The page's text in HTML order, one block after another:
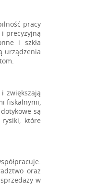
pracy
precyzyjną
i szkła
urządzenia
zwiększają
fiskalnymi,
są
które
oraz
w